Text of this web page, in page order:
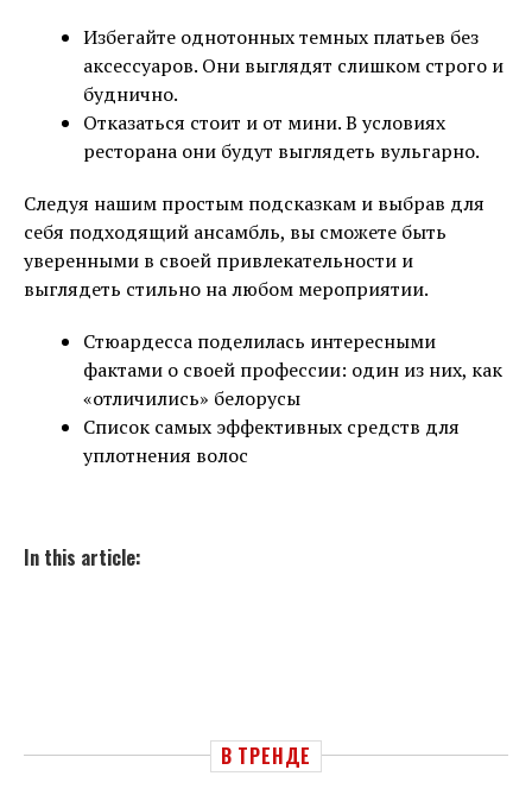
Избегайте однотонных темных платьев без
аксессуаров. Они выглядят слишком строго и
буднично.
Отказаться стоит и от мини. В условиях
ресторана они будут выглядеть вульгарно.
Следуя нашим простым подсказкам и выбрав для
себя подходящий ансамбль, вы сможете быть
уверенными в своей привлекательности и
выглядеть стильно на любом мероприятии.
Стюардесса поделилась интересными
фактами о своей профессии: один из них, как
«отличились» белорусы
Список самых эффективных средств для
уплотнения волос
In this article:
В ТРЕНДЕ